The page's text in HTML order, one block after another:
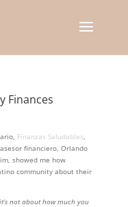
Finances
Finanzas Saludables,
financiero, Orlando
showed me how
community about their
not about how much you